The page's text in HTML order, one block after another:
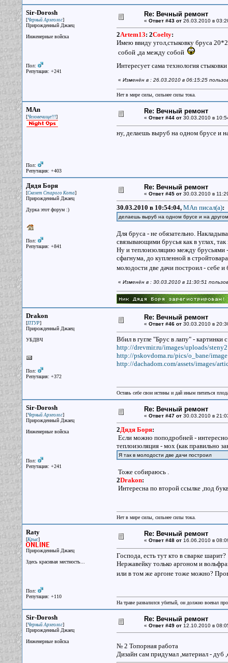
Sir-Dorosh
[Черный Археолог]
Прирожденный Джаец
Инженерные войска
Пол:
Репутация: +241
Re: Вечный ремонт
« Ответ #43 от26.03.2010 в
2Artem13: 2Coelty:
Имею ввиду угол,стыковку бруса
собой ,да между собой
Интересует сама технология
« Изменён в : 26.03.2010 в 06:15:25
Нет в мире силы, сильнее силы тока.
MAn
[Человечище!!!]
Пол:
Репутация: +403
Re: Вечный ремонт
« Ответ #44 от30.03.2010 в
ну, делаешь выруб на одном брусе и
Дядя Боря
[Скелет Старого Кота]
Прирожденный Джаец
Дурка этот форум :)
Пол:
Репутация: +841
Re: Вечный ремонт
« Ответ #45 от30.03.2010 в
30.03.2010 в 10:54:04, MAn писал(a):
делаешь выруб на одном брусе и на
Для бруса - не обязательно.
связывающими брусья как в углах,
Ну и теплоизоляцию между брусьями
сфагнума, до купленной в
молодости две дачи построил - себе
« Изменён в : 30.03.2010 в 11:30:51
Drakon
[ПТУР]
Прирожденный Джаец
УБДВЧ
Пол:
Репутация: +372
Re: Вечный ремонт
« Ответ #46 от30.03.2010 в
Вбил в гугле "Брус в лапу" - картинки
http://drevmir.ru/images/uploads/
http://pskovdoma.ru/pics/o_bane/
http://dachadom.com/assets/images/
Оставь себе свои истины и дай иным питаться
Sir-Dorosh
[Черный Археолог]
Прирожденный Джаец
Инженерные войска
Пол:
Репутация: +241
Re: Вечный ремонт
« Ответ #47 от30.03.2010 в
2Дядя Боря:
Если можно поподробней -
теплоизоляция - мох (как правильно
Я так в молодости две дачи построил
Тоже собираюсь .
2Drakon:
Интересна по второй ссылке ,под
Нет в мире силы, сильнее силы тока.
Raty
[Крыс]
Прирожденный Джаец
Здесь красивая местность...
Пол:
Репутация: +110
Re: Вечный ремонт
« Ответ #48 от16.06.2010 в
Господа, есть тут кто в сварке шарит?
Нержавейку только аргоном и
или в том же аргоне тоже можно?
На траве развалился убитый, он должно воевал
Sir-Dorosh
[Черный Археолог]
Прирожденный Джаец
Инженерные войска
Re: Вечный ремонт
« Ответ #49 от12.10.2010 в
№ 2 Топорная работа
Дизайн сам придумал ,материал - дуб